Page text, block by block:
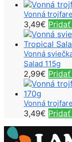
Vonná
3,49€
Vonná
Salad 115g
2,99€
Vonná
3,49€